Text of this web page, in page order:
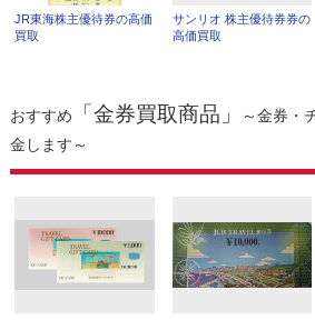
JR東海株主優待券の高価
買取
サンリオ 株主優待券券の
高価買取
おすすめ 「金券買取商品」
～金券・
金します～